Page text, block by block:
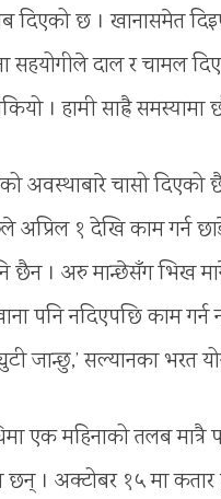
दिएको छ । खानासमेत
दाल र चामल
। हामी साह्रै समस्यामा
अवस्थाबारे चासो
अप्रिल १ देखि काम गर्न
छैन । अरु मान्छेसँग भिख
पनि नदिएपछि काम
जान्छु,’ सल्यानका भरत
एक महिनाको तलब मात्रै
छन् । अक्टोबर १५ मा